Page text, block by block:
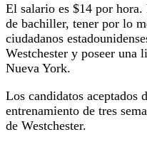
El salario es $14 por
de bachiller, tener por lo
ciudadanos
Westchester y poseer una
Nueva York.
Los candidatos aceptados
entrenamiento de tres
de Westchester.